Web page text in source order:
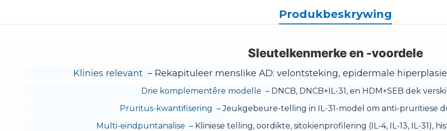
Produkbeskrywing
Sleutelkenmerke en -voordele
Klinies relevant – Rekapituleer menslike AD: velontsteking, epidermale
Drie komplementêre modelle – DNCB, DNCB+IL-31, en HDM+SEB dek
Pruritus-kwantifisering – Jeukgebeure-telling in IL-31-model om anti-pruritiese
Multi-eindpuntanalise – Kliniese telling, oordikte, sitokienprofilering (IL-4, IL-13, IL-31),